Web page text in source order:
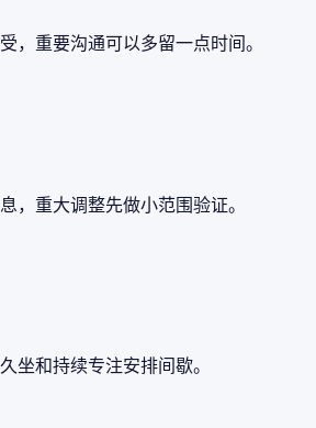
，重要沟通可以多留一点时间。
，重大调整先做小范围验证。
坐和持续专注安排间歇。